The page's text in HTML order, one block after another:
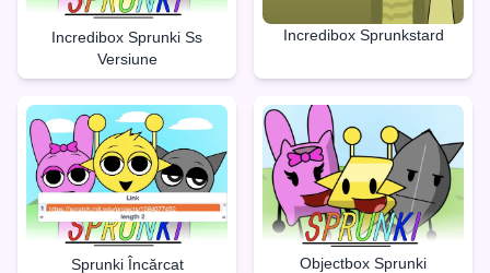
Incredibox Sprunki Ss
Versiune
Incredibox Sprunkstard
Sprunki Încărcat Objectbox Sprunki